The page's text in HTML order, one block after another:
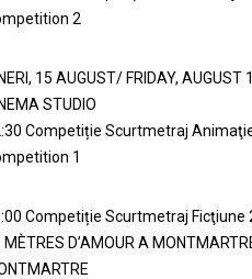
2
15 AUGUST/ FRIDAY, AUGUST
STUDIO
Competiție Scurtmetraj
1
Competiție Scurtmetraj Ficţiune
MÈTRES D’AMOUR A